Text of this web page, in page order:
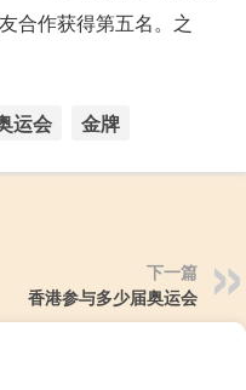
合作获得第五名。之
运会 金牌
下一篇
香港参与多少届奥运会